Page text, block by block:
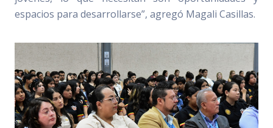
espacios para desarrollarse”, agregó Magali Casillas.